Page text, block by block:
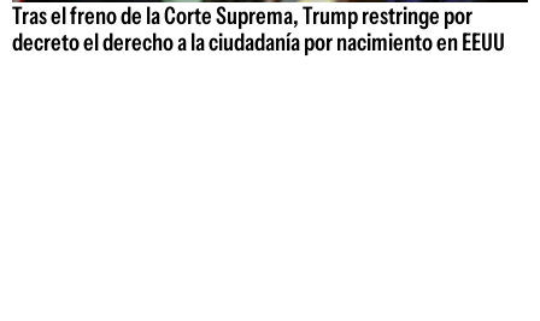
Tras el freno de la Corte Suprema, Trump restringe por
decreto el derecho a la ciudadanía por nacimiento en EEUU